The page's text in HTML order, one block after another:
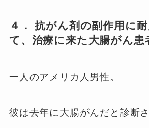
４． 抗がん剤の副作用に
て、治療に来た大腸がん患
一人のアメリカ人男性。
彼は去年に大腸がんだと診断